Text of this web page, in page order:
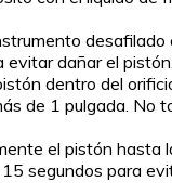
desafilado
evitar dañar el
dentro del
de 1 pulgada. No
el pistón hasta
segundos para